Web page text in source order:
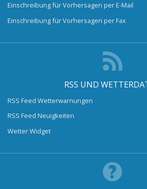
Einschreibung für Vorhersagen per E-Mail
Einschreibung für Vorhersagen per Fax
RSS UND
RSS Feed Wetterwarnungen
RSS Feed Neuigkeiten
Wetter Widget